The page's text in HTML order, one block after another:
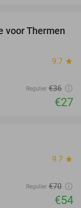
25%
voor Thermen
9.7 star
Regulier €36
€27
9.7 star
Regulier €70
€54